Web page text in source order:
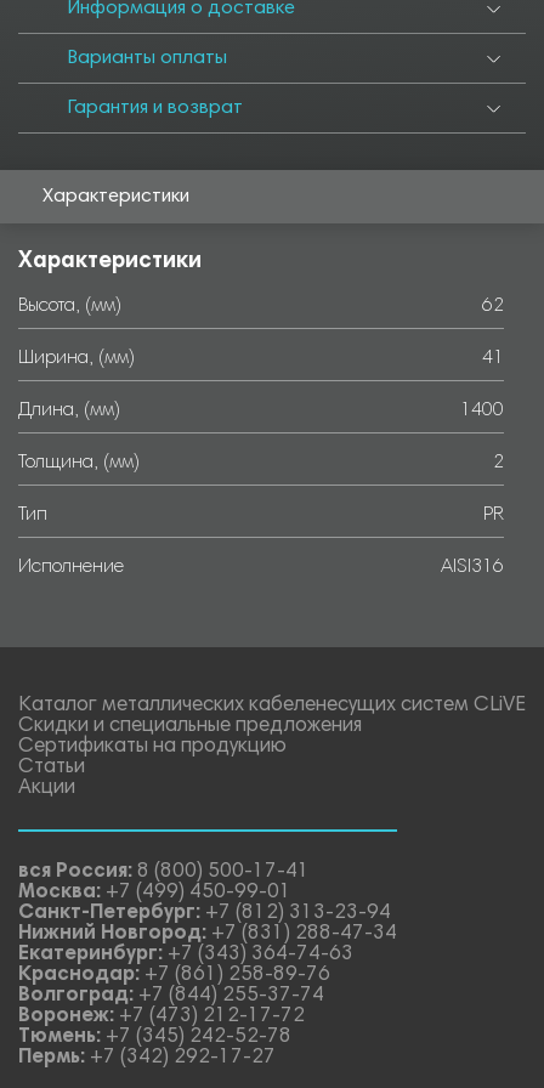
Информация о доставке
Варианты оплаты
Гарантия и возврат
Характеристики
Характеристики
Высота, (мм) 62
Ширина, (мм) 41
Длина, (мм) 1400
Толщина, (мм) 2
Тип PR
Исполнение AISI316
Каталог металлических кабеленесущих систем CLiVE
Скидки и специальные предложения
Сертификаты на продукцию
Статьи
Акции
вся Россия: 8 (800) 500-17-41
Москва: +7 (499) 450-99-01
Санкт-Петербург: +7 (812) 313-23-94
Нижний Новгород: +7 (831) 288-47-34
Екатеринбург: +7 (343) 364-74-63
Краснодар: +7 (861) 258-89-76
Волгоград: +7 (844) 255-37-74
Воронеж: +7 (473) 212-17-72
Тюмень: +7 (345) 242-52-78
Пермь: +7 (342) 292-17-27